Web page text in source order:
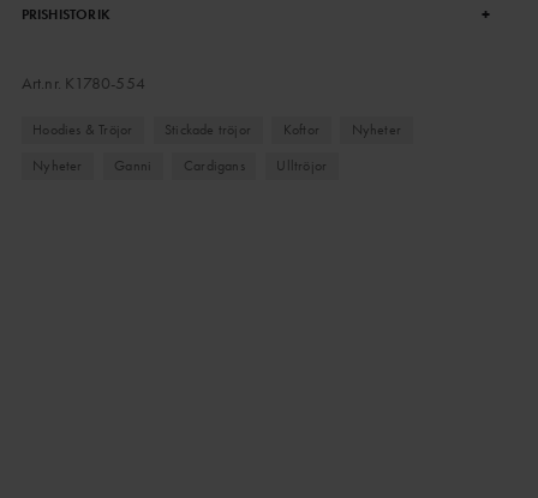
PRISHISTORIK +
Art.nr. K1780-554
Hoodies & Tröjor Stickade tröjor Koftor
Nyheter
Nyheter
Ganni Cardigans Ulltröjor